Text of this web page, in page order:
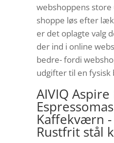
webshoppens store
shoppe løs efter
er det oplagte valg
der ind i online
bedre- fordi
udgifter til en fysisk
AIVIQ
Kaffekværn -
Rustfrit stål